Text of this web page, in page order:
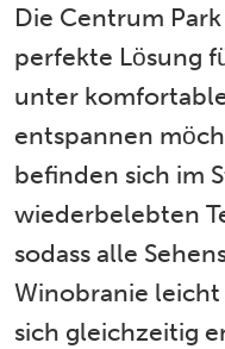
Die Centrum
perfekte Lösung
unter
entspannen
befinden sich im
wiederbelebten
sodass alle
Winobranie leicht
sich gleichzeitig